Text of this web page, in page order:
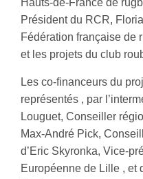
Hauts-de-France de
Président du RCR,
Fédération française de
et les projets du club
Les co-financeurs du
représentés , par
Louguet, Conseiller
Max-André Pick,
d’Eric Skyronka, Vice-
Européenne de Lille , et